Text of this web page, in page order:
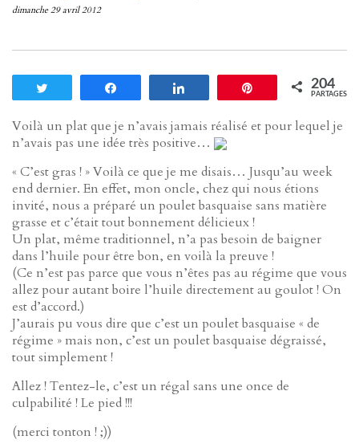
dimanche 29 avril 2012
Enregistrer204
PARTAGES
Voilà un plat que je n’avais jamais réalisé et pour lequel je
n’avais pas une idée très positive…
« C’est gras ! » Voilà ce que je me disais… Jusqu’au week
end dernier. En effet, mon oncle, chez qui nous étions
invité, nous a préparé un poulet basquaise sans matière
grasse et c’était tout bonnement délicieux !
Un plat, même traditionnel, n’a pas besoin de baigner
dans l’huile pour être bon, en voilà la preuve !
(Ce n’est pas parce que vous n’êtes pas au régime que vous
allez pour autant boire l’huile directement au goulot ! On
est d’accord.)
J’aurais pu vous dire que c’est un poulet basquaise « de
régime » mais non, c’est un poulet basquaise dégraissé,
tout simplement !
Allez ! Tentez-le, c’est un régal sans une once de
culpabilité ! Le pied !!!
(merci tonton ! ;))